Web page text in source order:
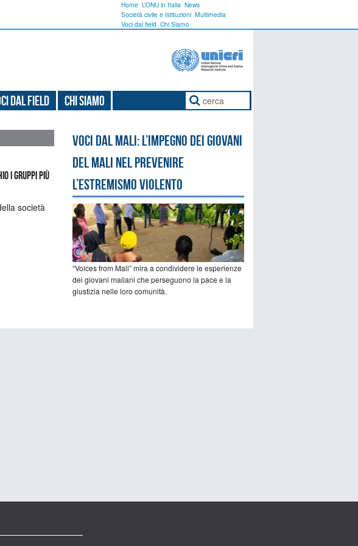
Home L’ONU in Italia News
Società civile e Istituzioni Multimedia
Voci dal field Chi Siamo
dal field Chi Siamo
i gruppi più
società
Voci dal Mali: l’impegno dei giovani
del Mali nel prevenire
l’estremismo violento
“Voices from Mali” mira a condividere le esperienze
dei giovani maliani che perseguono la pace e la
giustizia nelle loro comunità.